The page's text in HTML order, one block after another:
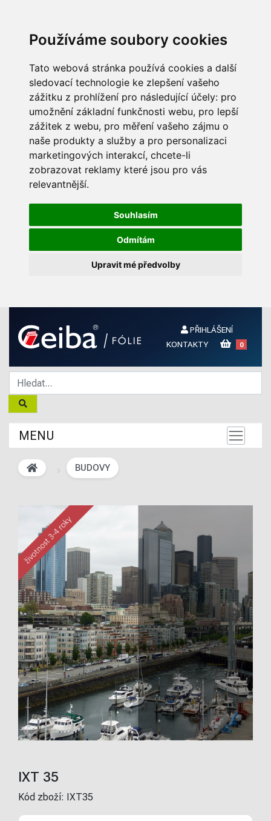
Používáme soubory cookies
Tato webová stránka používá cookies a další
sledovací technologie ke zlepšení vašeho
zážitku z prohlížení pro následující účely: pro
umožnění základní funkčnosti webu, pro lepší
zážitek z webu, pro měření vašeho zájmu o
naše produkty a služby a pro personalizaci
marketingových interakcí, chcete-li
zobrazovat reklamy které jsou pro vás
relevantnější.
Souhlasím
Odmítám
Upravit mé předvolby
PŘIHLÁŠENÍ
KONTAKTY
0
MENU
BUDOVY
IXT 35
Kód zboží: IXT35